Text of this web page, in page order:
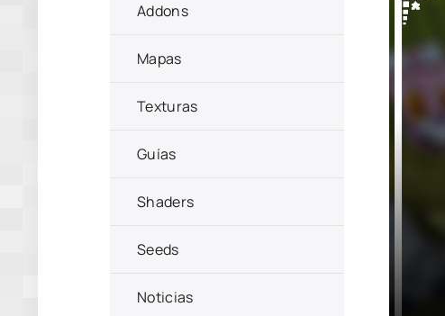
Addons
Mapas
Texturas
Guías
Shaders
Seeds
Noticias